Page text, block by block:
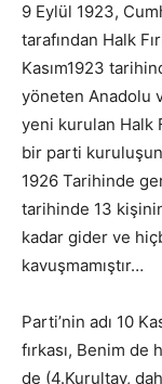
9 Eylül 1923,
tarafından Halk
Kasım1923
yöneten Anadolu
yeni kurulan Halk
bir parti
1926 Tarihinde
tarihinde 13
kadar gider ve
kavuşmamıştır…
Parti’nin adı 10
fırkası, Benim de
de (4.Kurultay,